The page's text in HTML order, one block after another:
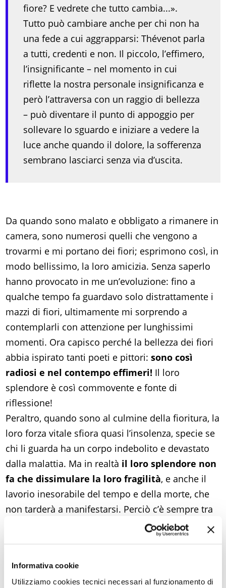
Informativa cookie
Utilizziamo cookies tecnici necessari al funzionamento di
fiore? E vedrete che tutto cambia...».
Tutto può cambiare anche per chi non ha
una fede a cui aggrapparsi: Thévenot parla
a tutti, credenti e non. Il piccolo, l’effimero,
l’insignificante – nel momento in cui
riflette la nostra personale insignificanza e
però l’attraversa con un raggio di bellezza
– può diventare il punto di appoggio per
sollevare lo sguardo e iniziare a vedere la
luce anche quando il dolore, la sofferenza
sembrano lasciarci senza via d’uscita.
Da quando sono malato e obbligato a rimanere in
camera, sono numerosi quelli che vengono a
trovarmi e mi portano dei fiori; esprimono così, in
modo bellissimo, la loro amicizia. Senza saperlo
hanno provocato in me un’evoluzione: fino a
qualche tempo fa guardavo solo distrattamente i
mazzi di fiori, ultimamente mi sorprendo a
contemplarli con attenzione per lunghissimi
momenti. Ora capisco perché la bellezza dei fiori
abbia ispirato tanti poeti e pittori:sono così
radiosi e nel contempo effimeri! Il loro
splendore è così commovente e fonte di
riflessione!
Peraltro, quando sono al culmine della fioritura, la
loro forza vitale sfiora quasi l’insolenza, specie se
chi li guarda ha un corpo indebolito e devastato
dalla malattia. Ma in realtà il loro splendore non
fa che dissimulare la loro fragilità, e anche il
lavorio inesorabile del tempo e della morte, che
non tarderà a manifestarsi. Perciò c’è sempre tra
me e loro una specie di complicità, al punto che la
mia ammirazione è mista a compassione.
cheosano parlarmi generosamente della vita,
timidamente della morte, e che mi donano